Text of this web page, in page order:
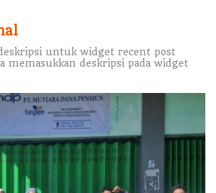
untuk widget recent post
memasukkan deskripsi pada widget